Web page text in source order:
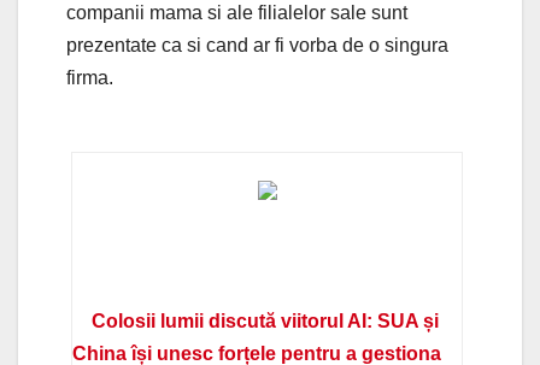
companii mama si ale filialelor sale sunt
prezentate ca si cand ar fi vorba de o singura
firma.
Colosii lumii discută viitorul AI: SUA și
China își unesc forțele pentru a gestiona